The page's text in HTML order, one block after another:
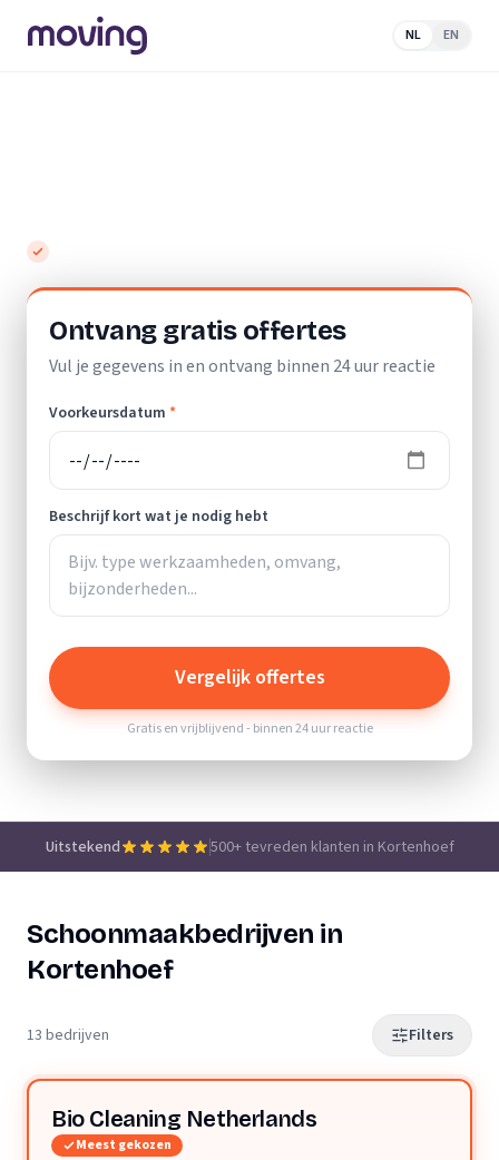
NL EN
Ontvang gratis offertes
Vul je gegevens in en ontvang binnen 24 uur reactie
Voorkeursdatum *
Beschrijf kort wat je nodig hebt
Vergelijk offertes
Gratis en vrijblijvend - binnen 24 uur reactie
Uitstekend 500+ tevreden klanten in Kortenhoef
Schoonmaakbedrijven in
Kortenhoef
13 bedrijven Filters
Bio Cleaning Netherlands
Meest gekozen